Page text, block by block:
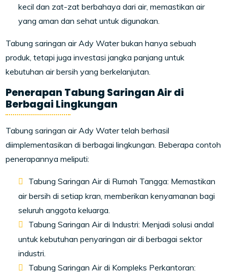
kecil dan zat-zat berbahaya dari air, memastikan air
yang aman dan sehat untuk digunakan.
Tabung saringan air Ady Water bukan hanya sebuah
produk, tetapi juga investasi jangka panjang untuk
kebutuhan air bersih yang berkelanjutan.
Penerapan Tabung Saringan Air di
Berbagai Lingkungan
Tabung saringan air Ady Water telah berhasil
diimplementasikan di berbagai lingkungan. Beberapa contoh
penerapannya meliputi:
Tabung Saringan Air di Rumah Tangga: Memastikan
air bersih di setiap kran, memberikan kenyamanan bagi
seluruh anggota keluarga.
Tabung Saringan Air di Industri: Menjadi solusi andal
untuk kebutuhan penyaringan air di berbagai sektor
industri.
Tabung Saringan Air di Kompleks Perkantoran: